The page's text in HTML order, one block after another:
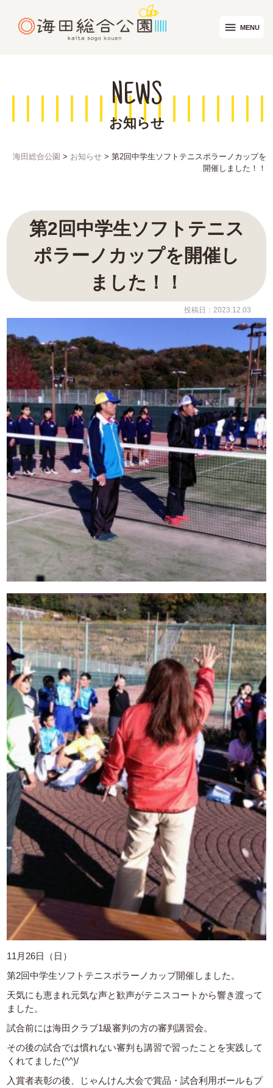
menu MENU
NEWS
お知らせ
海田総合公園 > お知らせ> 第2回中学生ソフトテニスポラーノカップを
開催しました！！
第2回中学生ソフトテニス
ポラーノカップを開催し
ました！！
投稿日：2023.12.03
11月26日（日）
第2回中学生ソフトテニスポラーノカップ開催しました。
天気にも恵まれ元気な声と歓声がテニスコートから響き渡って
ました。
試合前には海田クラブ1級審判の方の審判講習会。
その後の試合では慣れない審判も講習で習ったことを実践して
くれてました(^^)/
入賞者表彰の後、じゃんけん大会で賞品・試合利用ボールもプ